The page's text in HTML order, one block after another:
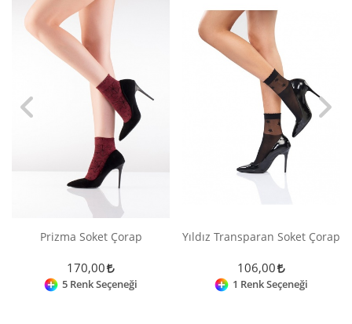
Prizma Soket Çorap
170,00
5 Renk Seçeneği
Yıldız Transparan Soket Çorap
106,00
1 Renk Seçeneği